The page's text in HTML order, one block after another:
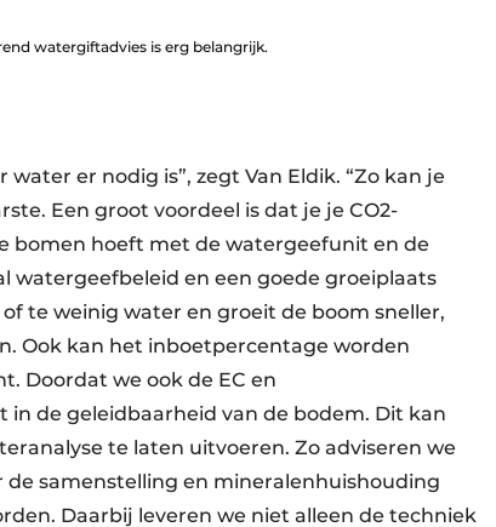
watergiftadvies is erg belangrijk.
er nodig is”, zegt Van Eldik. “Zo kan je
Een groot voordeel is dat je je CO2-
bomen hoeft met de watergeefunit en de
watergeefbeleid en een goede groeiplaats
te weinig water en groeit de boom sneller,
Ook kan het inboetpercentage worden
Doordat we ook de EC en
de geleidbaarheid van de bodem. Dit kan
te laten uitvoeren. Zo adviseren we
samenstelling en mineralenhuishouding
Daarbij leveren we niet alleen de techniek